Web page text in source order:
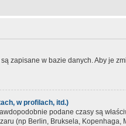
zapisane w bazie danych. Aby je
w profilach, itd.)
podane czasy są
(np Berlin, Bruksela,